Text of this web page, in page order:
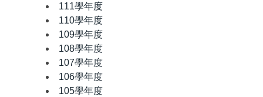
111學年度
110學年度
109學年度
108學年度
107學年度
106學年度
105學年度